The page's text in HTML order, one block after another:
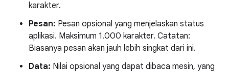
karakter.
Pesan: Pesan opsional yang menjelaskan status
aplikasi. Maksimum 1.000 karakter. Catatan:
Biasanya pesan akan jauh lebih singkat dari ini.
Data: Nilai opsional yang dapat dibaca mesin, yang